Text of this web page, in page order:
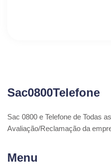
Sac0800Telefone
Sac 0800 e Telefone de Todas
Avaliação/Reclamação da
Menu